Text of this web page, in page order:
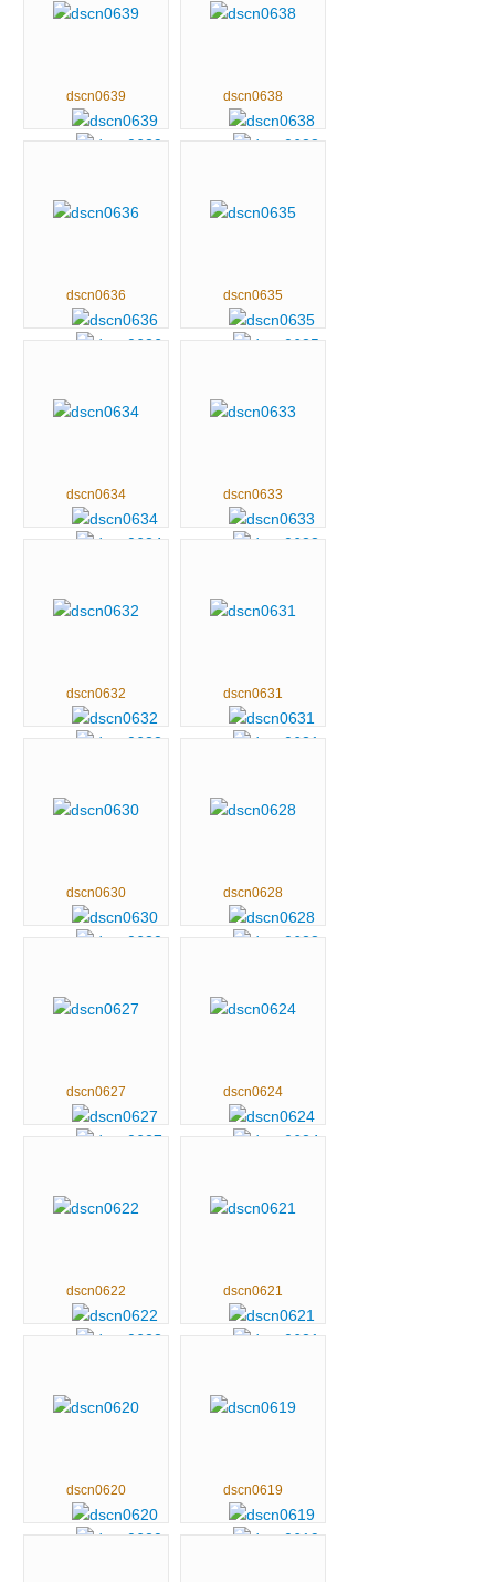
dscn0639 dscn0638
dscn0636 dscn0635
dscn0634 dscn0633
dscn0632 dscn0631
dscn0630 dscn0628
dscn0627 dscn0624
dscn0622 dscn0621
dscn0620 dscn0619